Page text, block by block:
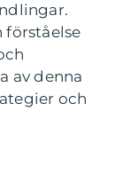
förståelse
av denna
och